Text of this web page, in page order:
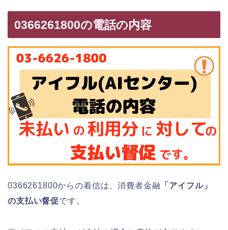
0366261800の電話の内容
0366261800からの着信は、消費者金融 「アイフル」
の支払い督促です。